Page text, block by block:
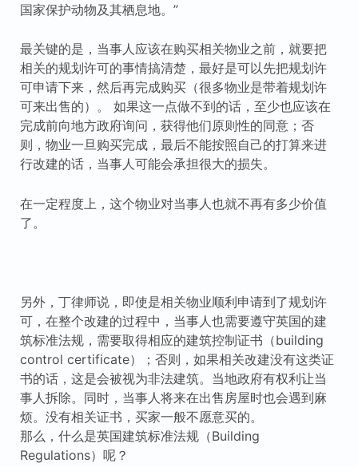
国家保护动物及其栖息地。”
最关键的是，当事人应该在购买相关物业之前，就要把
相关的规划许可的事情搞清楚，最好是可以先把规划许
可申请下来，然后再完成购买（很多物业是带着规划许
可来出售的）。 如果这一点做不到的话，至少也应该在
完成前向地方政府询问，获得他们原则性的同意；否
则，物业一旦购买完成，最后不能按照自己的打算来进
行改建的话，当事人可能会承担很大的损失。
在一定程度上，这个物业对当事人也就不再有多少价值
了。
另外，丁律师说，即使是相关物业顺利申请到了规划许
可，在整个改建的过程中，当事人也需要遵守英国的建
筑标准法规，需要取得相应的建筑控制证书（building
control certificate）；否则，如果相关改建没有这类证
书的话，这是会被视为非法建筑。当地政府有权利让当
事人拆除。同时，当事人将来在出售房屋时也会遇到麻
烦。没有相关证书，买家一般不愿意买的。
那么，什么是英国建筑标准法规（Building
Regulations）呢？